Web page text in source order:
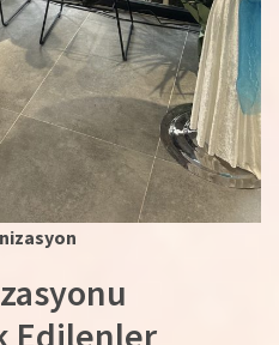
Edilenler